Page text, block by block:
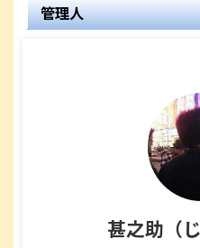
管理人
甚之助（